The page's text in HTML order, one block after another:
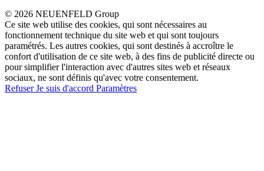
© 2026 NEUENFELD Group
Ce site web utilise des cookies, qui sont nécessaires au
fonctionnement technique du site web et qui sont toujours
paramétrés. Les autres cookies, qui sont destinés à accroître le
confort d'utilisation de ce site web, à des fins de publicité directe ou
pour simplifier l'interaction avec d'autres sites web et réseaux
sociaux, ne sont définis qu'avec votre consentement.
RefuserJe suis d'accord Paramètres